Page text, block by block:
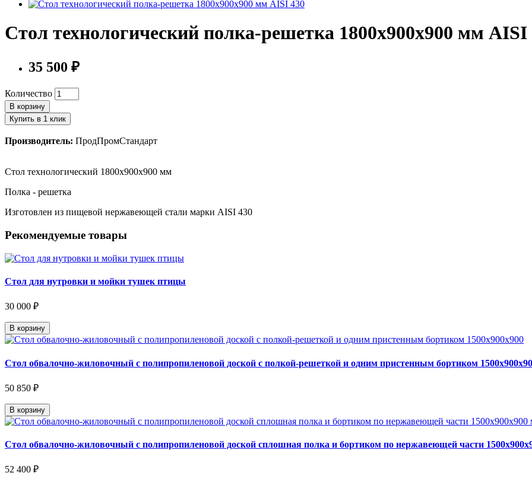
Стол технологический полка-решетка 1800х900х900 мм AISI
35 500 ₽
Количество
В корзину
Купить в 1 клик
Производитель: ПродПромСтандарт
Стол технологический 1800х900х900 мм
Полка - решетка
Изготовлен из пищевой нержавеющей стали марки AISI 430
Рекомендуемые товары
Стол для нутровки и мойки тушек птицы
30 000 ₽
В корзину
Стол обвалочно-жиловочный с полипропиленовой доской с полкой-решеткой и одним пристенным бортиком
50 850 ₽
В корзину
Стол обвалочно-жиловочный с полипропиленовой доской сплошная полка и бортиком по нержавеющей части
52 400 ₽